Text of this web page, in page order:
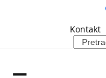
Kontakt
Search